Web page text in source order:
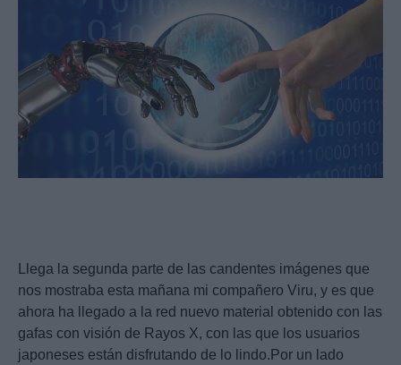
Llega la segunda parte de las candentes imágenes que
nos mostraba esta mañana mi compañero Viru, y es que
ahora ha llegado a la red nuevo material obtenido con las
gafas con visión de Rayos X, con las que los usuarios
japoneses están disfrutando de lo lindo.Por un lado